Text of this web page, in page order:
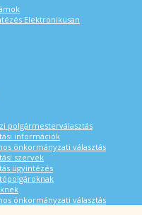
Elektronikusan
polgármesterválasztás
információk
önkormányzati választás
szervek
ügyintézés
önkormányzati választás